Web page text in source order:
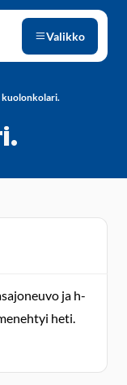
Valikko
kuolonkolari.
ja h-
heti.